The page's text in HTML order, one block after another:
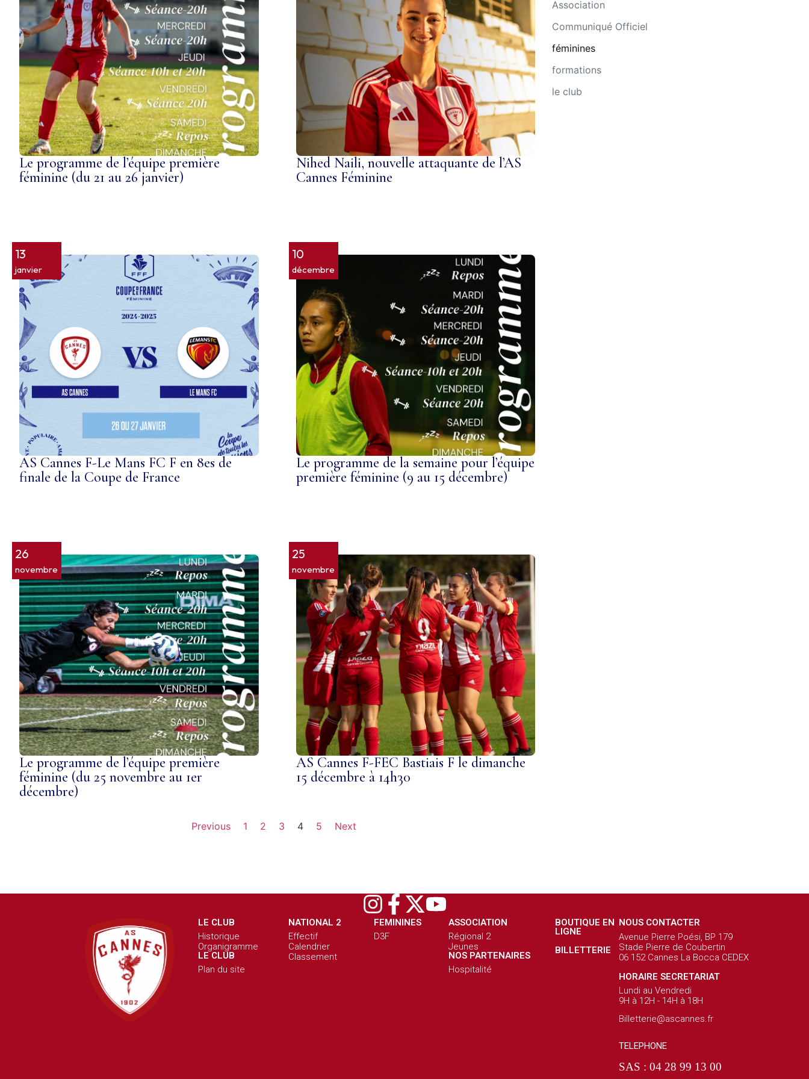
Le programme de l’équipe première
féminine (du 21 au 26 janvier)
Nihed Naili, nouvelle attaquante de l’AS
Cannes Féminine
13
janvier
AS Cannes F-Le Mans FC F en 8es de
finale de la Coupe de France
10
décembre
Le programme de la semaine pour l’équipe
première féminine (9 au 15 décembre)
26
novembre
Le programme de l’équipe première
féminine (du 25 novembre au 1er
décembre)
25
novembre
AS Cannes F-FEC Bastiais F le dimanche
15 décembre à 14h30
Previous 1 2 3 4 5 Next
Association
Communiqué Officiel
féminines
formations
le club
LE CLUB
Historique
Organigramme
LE CLUB
Plan du site
NATIONAL 2
Effectif
Calendrier
Classement
FEMININES
D3F
ASSOCIATION
Régional 2
Jeunes
NOS PARTENAIRES
Hospitalité
BOUTIQUE EN
LIGNE
BILLETTERIE
NOUS CONTACTER
Avenue Pierre Poési, BP 179
Stade Pierre de Coubertin
06 152 Cannes La Bocca CEDEX
HORAIRE SECRETARIAT
Lundi au Vendredi
9H à 12H - 14H à 18H
Billetterie@ascannes.fr
TELEPHONE
SAS : 04 28 99 13 00